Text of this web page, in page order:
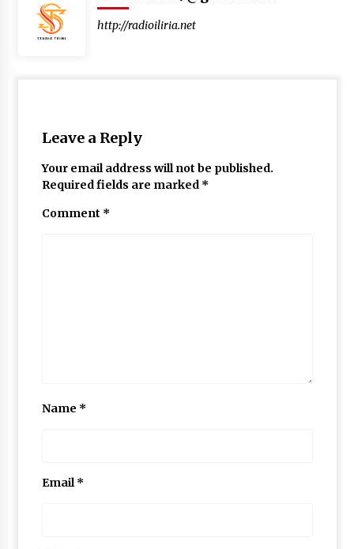
http://radioiliria.net
Leave a Reply
Your email address will not be published.
Required fields are marked *
Comment *
Name *
Email*